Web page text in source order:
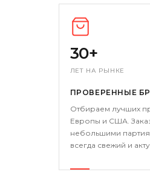
30+
ЛЕТ НА РЫНКЕ
ПРОВЕРЕННЫЕ
Отбираем лучших
Европы и США.
небольшими
всегда свежий и